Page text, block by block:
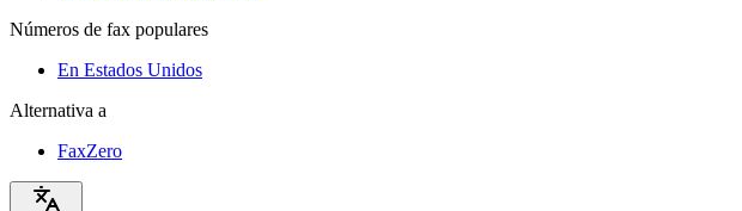
Números de fax populares
En Estados Unidos
Alternativa a
FaxZero